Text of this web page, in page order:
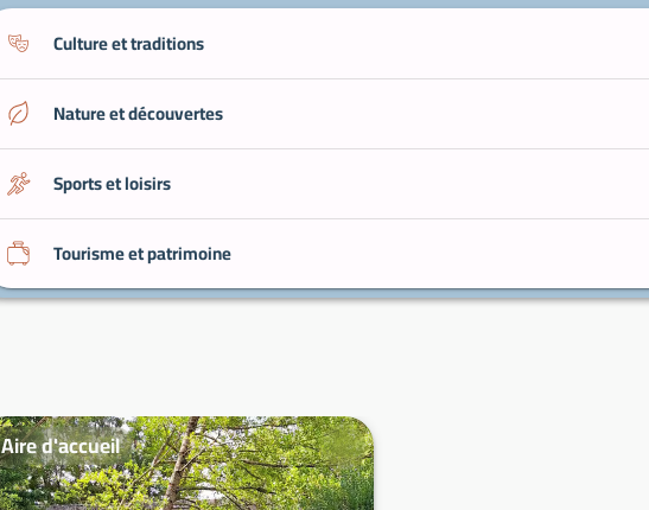
Culture et traditions
Nature et découvertes
Sports et loisirs
Tourisme et patrimoine
Aire d'accueil